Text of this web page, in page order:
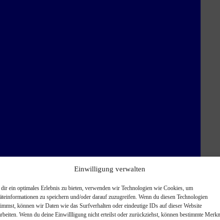
Einwilligung verwalten
ein optimales Erlebnis zu bieten, verwenden wir Technologien wie Cookies, um
zu speichern und/oder darauf zuzugreifen. Wenn du diesen Technologien
können wir Daten wie das Surfverhalten oder eindeutige IDs auf dieser Website
Wenn du deine Einwillligung nicht erteilst oder zurückziehst, können bestimmte